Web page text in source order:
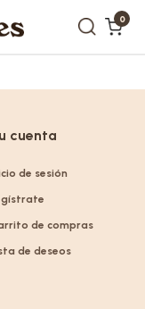
0
cuenta
de sesión
de compras
de deseos